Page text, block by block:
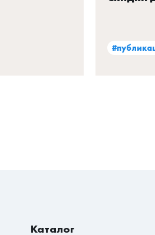
Каталог